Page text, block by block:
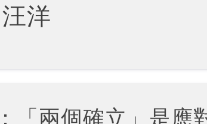
汪洋
「兩個確立」是應